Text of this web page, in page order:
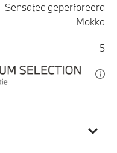
Sensatec geperforeerd
Mokka
5